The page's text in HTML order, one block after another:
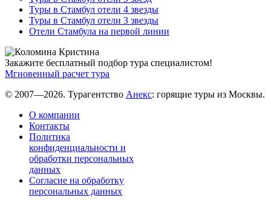
Туры в Стамбул отели 4 звезды
Туры в Стамбул отели 3 звезды
Отели Стамбула на первой линии
Закажите бесплатный подбор тура специалистом!
Мгновенный расчет тура
© 2007—2026. Турагентство Анекс: горящие туры из Москвы.
О компании
Контакты
Политика
конфиденциальности и
обработки персональных
данных
Согласие на обработку
персональных данных